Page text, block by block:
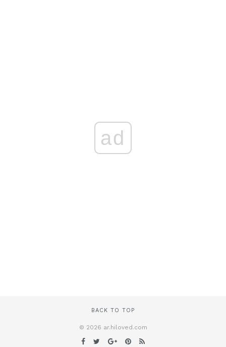
ad
BACK TO TOP
© 2026 ar.hiloved.com